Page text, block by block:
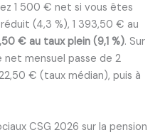
1 500 € net si vous êtes
(4,3 %), 1 393,50 € au
€ au taux plein (9,1 %). Sur
net mensuel passe de 2
€ (taux médian), puis à
CSG 2026 sur la pension